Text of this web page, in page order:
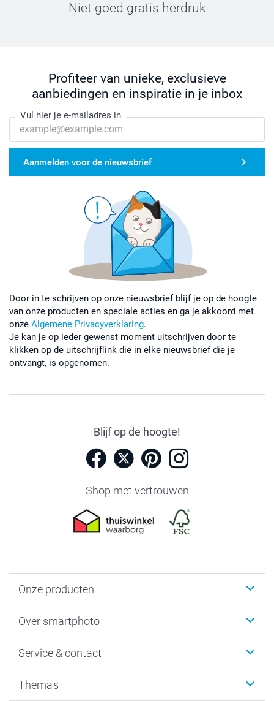
Niet goed gratis herdruk
Profiteer van unieke, exclusieve
aanbiedingen en inspiratie in je inbox
Vul hier je e-mailadres in
Aanmelden voor de nieuwsbrief
Door in te schrijven op onze nieuwsbrief blijf je op de hoogte
van onze producten en speciale acties en ga je akkoord met
onze Algemene Privacyverklaring.
Je kan je op ieder gewenst moment uitschrijven door te
klikken op de uitschrijflink die in elke nieuwsbrief die je
ontvangt, is opgenomen.
Blijf op de hoogte!
Shop met vertrouwen
Onze producten
Fotoboeken
Fotocadeaus
Kaarten
Over smartphoto
Vacatures
Bestelproces
Service & contact
Tevredenheidsgarantie
Thema's